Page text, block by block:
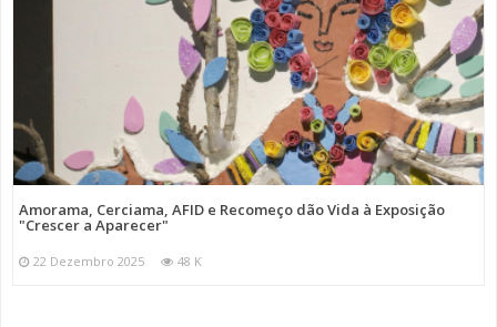
Amorama, Cerciama, AFID e Recomeço dão Vida à Exposição
"Crescer a Aparecer"
22 Dezembro 2025 48 K